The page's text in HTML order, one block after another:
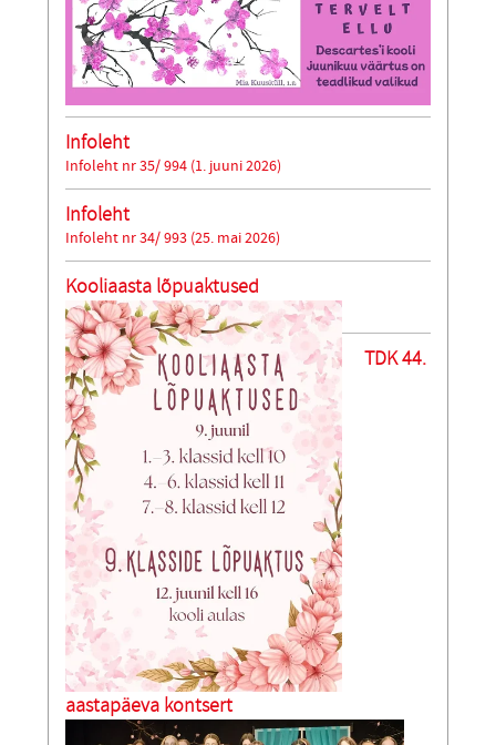
Infoleht
Infoleht nr 35/ 994 (1. juuni 2026)
Infoleht
Infoleht nr 34/ 993 (25. mai 2026)
Kooliaasta lõpuaktused
TDK 44.
aastapäeva kontsert